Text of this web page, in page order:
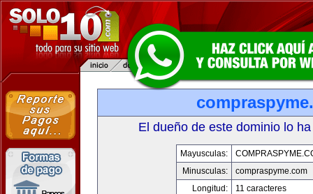
El dueño de este dominio lo
Mayusculas:
Minusculas:
compraspyme.com
Longitud:
11 caracteres